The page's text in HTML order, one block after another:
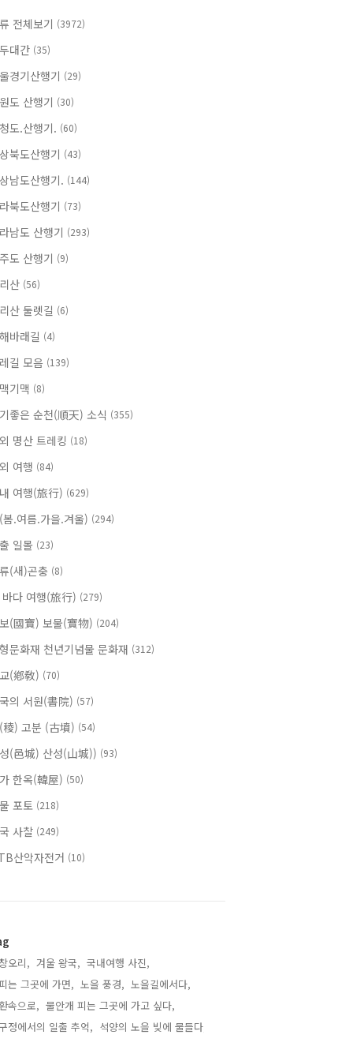
전체보기 (3972)
대간 (35)
경기산행기 (29)
도 산행기 (30)
도.산행기. (60)
북도산행기 (43)
남도산행기. (144)
북도산행기 (73)
남도 산행기 (293)
도 산행기 (9)
산 (56)
산 둘렛길 (6)
바래길 (4)
길 모음 (139)
기맥 (8)
좋은 순천(順天) 소식 (355)
명산 트레킹 (18)
여행 (84)
여행(旅行) (629)
봄.여름.가을.겨울) (294)
일몰 (23)
(새)곤충 (8)
바다 여행(旅行) (279)
(國寶) 보물(寶物) (204)
문화재 천년기념물 문화재 (312)
(鄕敎) (70)
의 서원(書院) (57)
稜) 고분 (古墳) (54)
(邑城) 산성(山城)) (93)
한옥(韓屋) (50)
포토 (218)
사찰 (249)
산악자전거 (10)
오리, 겨울 왕국, 국내여행 사진,
는 그곳에 가면, 노을 풍경, 노을길에서다,
속으로, 물안개 피는 그곳에 가고 싶다,
정에서의 일출 추억, 석양의 노을 빚에 물들다,